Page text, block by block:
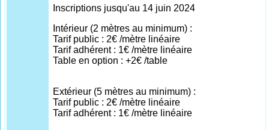
Inscriptions jusqu'au 14 juin 2024
Intérieur (2 mètres au minimum) :
Tarif public : 2€ /mètre linéaire
Tarif adhérent : 1€ /mètre linéaire
Table en option : +2€ /table
Extérieur (5 mètres au minimum) :
Tarif public : 2€ /mètre linéaire
Tarif adhérent : 1€ /mètre linéaire